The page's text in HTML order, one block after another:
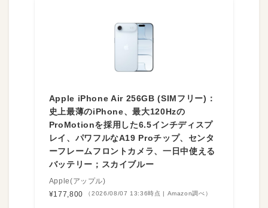
Apple iPhone Air 256GB (SIMフリー)：
史上最薄のiPhone、最大120Hzの
ProMotionを採用した6.5インチディスプ
レイ、パワフルなA19 Proチップ、センタ
ーフレームフロントカメラ、一日中使える
バッテリー；スカイブルー
Apple(アップル)
¥177,800
（2026/08/07 13:36時点 | Amazon調べ）